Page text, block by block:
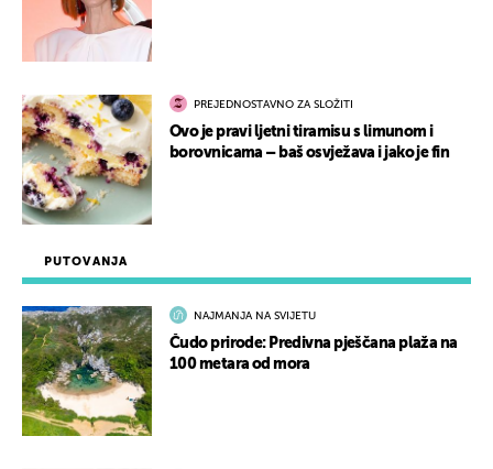
PUTOVANJA
NAJMANJA NA SVIJETU
Čudo prirode: Predivna pješčana plaža na
100 metara od mora
PREJEDNOSTAVNO ZA SLOŽITI
Ovo je pravi ljetni tiramisu s limunom i
borovnicama – baš osvježava i jako je fin